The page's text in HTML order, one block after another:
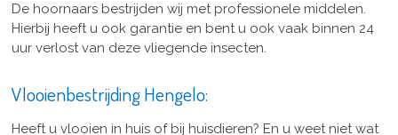
De hoornaars bestrijden wij met professionele middelen.
Hierbij heeft u ook garantie en bent u ook vaak binnen 24
uur verlost van deze vliegende insecten.
Vlooienbestrijding Hengelo:
Heeft u vlooien in huis of bij huisdieren? En u weet niet wat